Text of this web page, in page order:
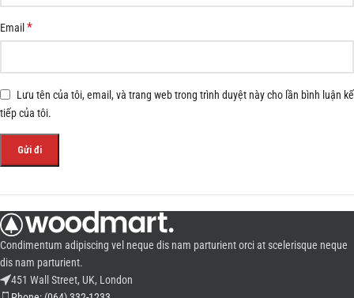
Email*
Lưu tên của tôi, email, và trang web trong trình duyệt này cho lần bình luận kế
tiếp của tôi.
Condimentum adipiscing vel neque dis nam parturient orci at scelerisque neque
dis nam parturient.
451 Wall Street, UK, London